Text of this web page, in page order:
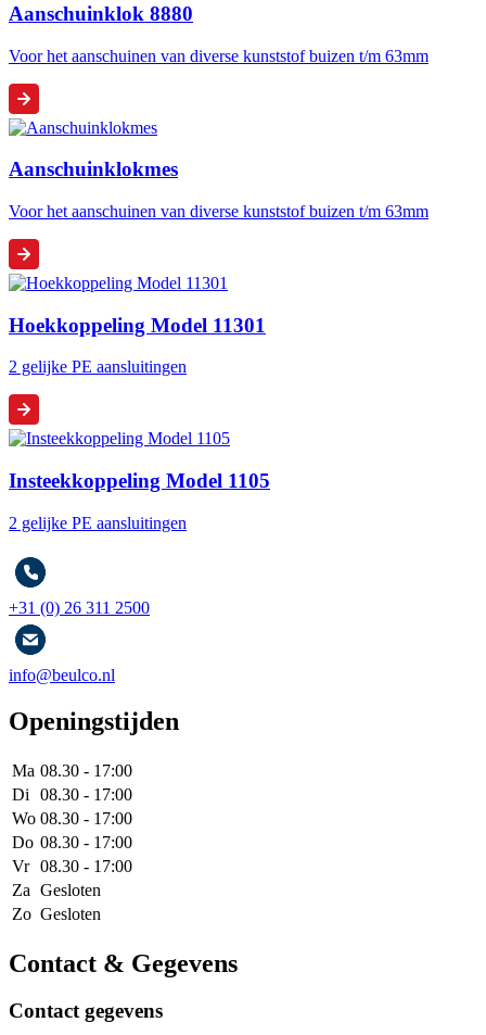
Aanschuinklok 8880
Voor het aanschuinen van diverse kunststof buizen t/m 63mm
Aanschuinklokmes
Voor het aanschuinen van diverse kunststof buizen t/m 63mm
Hoekkoppeling Model 11301
2 gelijke PE aansluitingen
Insteekkoppeling Model 1105
2 gelijke PE aansluitingen
+31 (0) 26 311 2500
info@beulco.nl
Openingstijden
Ma 08.30 - 17:00
Di
08.30 - 17:00
Wo 08.30 - 17:00
Do 08.30 - 17:00
Vr 08.30 - 17:00
Za Gesloten
Zo Gesloten
Contact & Gegevens
Contact gegevens